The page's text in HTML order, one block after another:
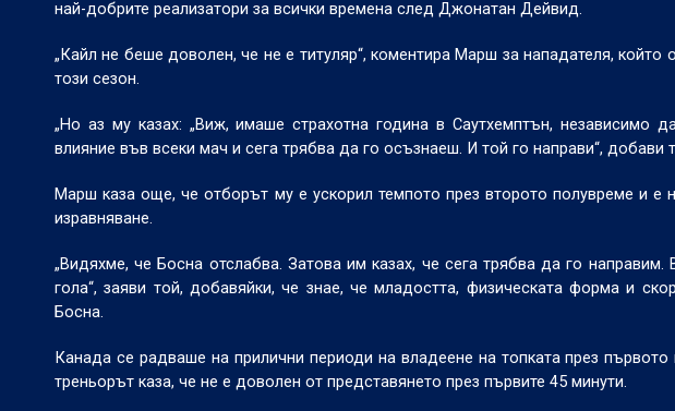
най-добрите реализатори за всички времена след Джонатан Дейвид.
„Кайл не беше доволен, че не е титуляр“, коментира Марш за нападателя,
този сезон.
„Но аз му казах: „Виж, имаше страхотна година в Саутхемптън, независимо
влияние във всеки мач и сега трябва да го осъзнаеш. И той го направи“, добави
Марш каза още, че отборът му е ускорил темпото през второто полувреме и
изравняване.
„Видяхме, че Босна отслабва. Затова им казах, че сега трябва да го
гола“, заяви той, добавяйки, че знае, че младостта, физическата форма и
Босна.
Канада се радваше на прилични периоди на владеене на топката през
треньорът каза, че не е доволен от представянето през първите 45 минути.